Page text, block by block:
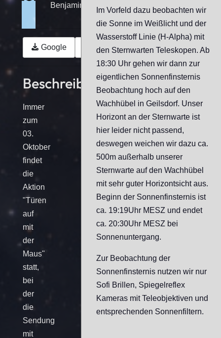
Benjamin Mende
Google Outlook (.ics)
Beschreibung
Immer
zum
03.
Oktober
findet
die
Aktion
"Türen
auf
mit
der
Maus"
statt,
bei
der
die
Sendung
mit
Im Vorfeld dazu beobachten wir
die Sonne im Weißlicht und der
Wasserstoff Linie (H-Alpha) mit
den Sternwarten Teleskopen. Ab
18:30 Uhr gehen wir dann zur
eigentlichen Sonnenfinsternis
Beobachtung hoch auf den
Wachhübel in Geilsdorf. Unser
Horizont an der Sternwarte ist
hier leider nicht passend,
deswegen weichen wir dazu ca.
500m außerhalb unserer
Sternwarte auf den Wachhübel
mit sehr guter Horizontsicht aus.
Beginn der Sonnenfinsternis ist
ca. 19:19Uhr MESZ und endet
ca. 20:30Uhr MESZ bei
Sonnenuntergang.
Zur Beobachtung der
Sonnenfinsternis nutzen wir nur
Sofi Brillen, Spiegelreflex
Kameras mit Teleobjektiven und
entsprechenden Sonnenfiltern.